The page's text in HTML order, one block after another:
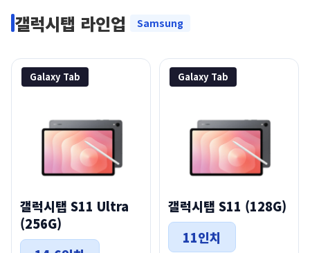
갤럭시탭 라인업 Samsung
Galaxy Tab
갤럭시탭 S11 Ultra
(256G)
Galaxy Tab
갤럭시탭 S11 (128G)
11인치